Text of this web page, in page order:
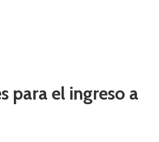
para el ingreso a